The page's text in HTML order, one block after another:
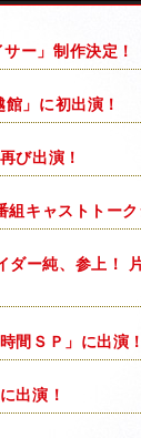
ー」制作決定！
」に初出演！
び出演！
キャストトー
ダー純、参上！
間ＳＰ」に出演！
出演！